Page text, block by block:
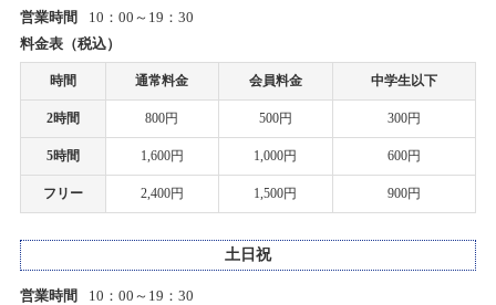
ホビーショップタムタム金沢店開店のお知らせ
2021/01/14
一部店舗 営業時間変更のお知らせ
一部店舗 営業時間変更のお知らせ
2020/05/06
カテゴリ：キャンペーン
大和ミュージアム出張講座開催のお知らせ
2024/11/24(日)
カテゴリ：その他
大和ミュージアム出張講座開催のお知らせ
2024/10/27(日)
お客様感謝祭2024夏プレゼント当選発表のお知らせ
営業時間
10：00～19：30
料金表（税込）
時間 通常料金 会員料金 中学生以下
2時間 800円 500円 300円
5時間 1,600円 1,000円 600円
フリー 2,400円 1,500円 900円
土日祝
営業時間
10：00～19：30